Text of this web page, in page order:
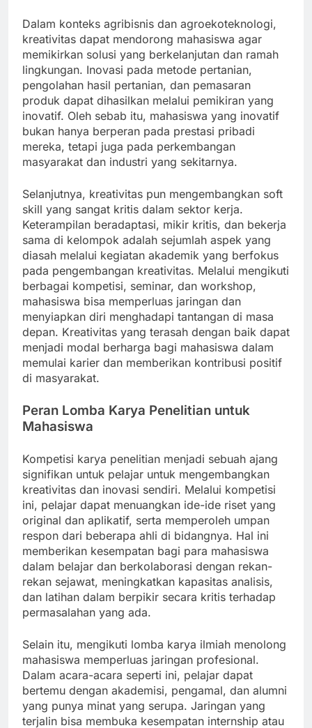
Dalam konteks agribisnis dan agroekoteknologi,
kreativitas dapat mendorong mahasiswa agar
memikirkan solusi yang berkelanjutan dan ramah
lingkungan. Inovasi pada metode pertanian,
pengolahan hasil pertanian, dan pemasaran
produk dapat dihasilkan melalui pemikiran yang
inovatif. Oleh sebab itu, mahasiswa yang inovatif
bukan hanya berperan pada prestasi pribadi
mereka, tetapi juga pada perkembangan
masyarakat dan industri yang sekitarnya.
Selanjutnya, kreativitas pun mengembangkan soft
skill yang sangat kritis dalam sektor kerja.
Keterampilan beradaptasi, mikir kritis, dan bekerja
sama di kelompok adalah sejumlah aspek yang
diasah melalui kegiatan akademik yang berfokus
pada pengembangan kreativitas. Melalui mengikuti
berbagai kompetisi, seminar, dan workshop,
mahasiswa bisa memperluas jaringan dan
menyiapkan diri menghadapi tantangan di masa
depan. Kreativitas yang terasah dengan baik dapat
menjadi modal berharga bagi mahasiswa dalam
memulai karier dan memberikan kontribusi positif
di masyarakat.
Peran Lomba Karya Penelitian untuk
Mahasiswa
Kompetisi karya penelitian menjadi sebuah ajang
signifikan untuk pelajar untuk mengembangkan
kreativitas dan inovasi sendiri. Melalui kompetisi
ini, pelajar dapat menuangkan ide-ide riset yang
original dan aplikatif, serta memperoleh umpan
respon dari beberapa ahli di bidangnya. Hal ini
memberikan kesempatan bagi para mahasiswa
dalam belajar dan berkolaborasi dengan rekan-
rekan sejawat, meningkatkan kapasitas analisis,
dan latihan dalam berpikir secara kritis terhadap
permasalahan yang ada.
Selain itu, mengikuti lomba karya ilmiah menolong
mahasiswa memperluas jaringan profesional.
Dalam acara-acara seperti ini, pelajar dapat
bertemu dengan akademisi, pengamal, dan alumni
yang punya minat yang serupa. Jaringan yang
terjalin bisa membuka kesempatan internship atau